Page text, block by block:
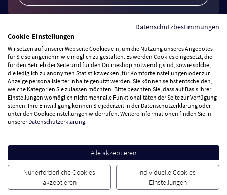
Vertrag widerrufen
Zahlungsarten
Wir versenden mit
Besuchen Sie uns
Cookie Einstellungen AGB Datenschutz Impressum
Datenschutzbestimmungen
Cookie-Einstellungen
Wir setzen auf unserer Webseite Cookies ein, um die Nutzung unseres Angebotes
für Sie so angenehm wie möglich zu gestalten. Es werden Cookies eingesetzt, die
für den Betrieb der Seite und für den Onlineshop notwendig sind, sowie solche,
die lediglich zu anonymen Statistikzwecken, für Komforteinstellungen oder zur
Anzeige personalisierter Inhalte genutzt werden. Sie können selbst entscheiden,
welche Kategorien Sie zulassen möchten. Bitte beachten Sie, dass auf Basis Ihrer
Einstellungen womöglich nicht mehr alle Funktionalitäten der Seite zur Verfügung
stehen. Ihre Einwilligung können Sie jederzeit in der Datenschutzerklärung oder
unter den Cookieeinstellungen widerrufen. Weitere Informationen finden Sie in
unsererDatenschutzerklärung.
Alle akzeptieren
Nur erforderliche Cookies
akzeptieren
Individuelle Cookies-
Einstellungen